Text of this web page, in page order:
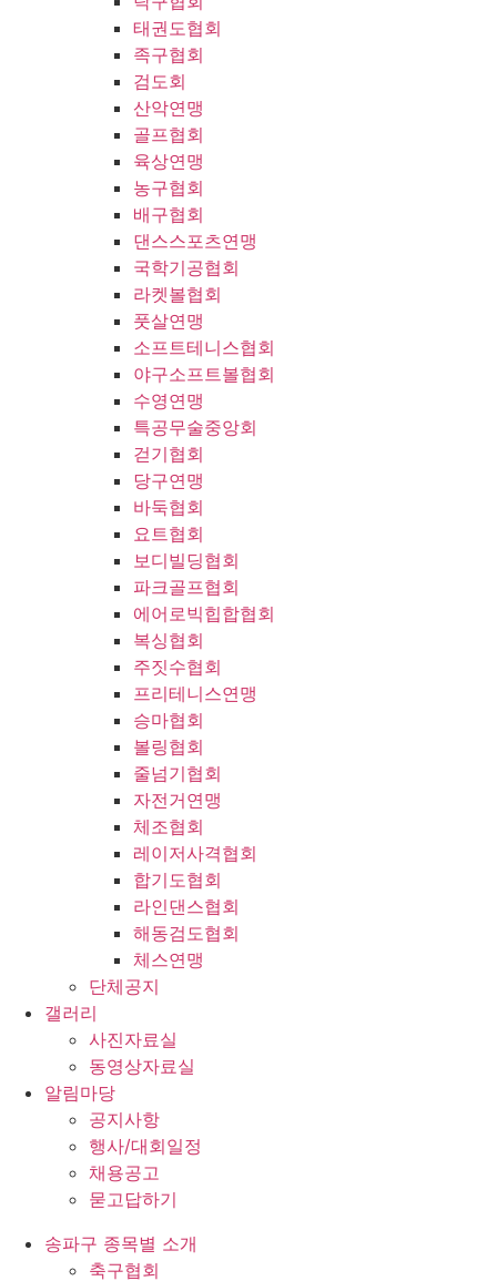
태권도협회
족구협회
검도회
산악연맹
골프협회
육상연맹
농구협회
배구협회
댄스스포츠연맹
국학기공협회
라켓볼협회
풋살연맹
소프트테니스협회
야구소프트볼협회
수영연맹
특공무술중앙회
걷기협회
당구연맹
바둑협회
요트협회
보디빌딩협회
파크골프협회
에어로빅힙합협회
복싱협회
주짓수협회
프리테니스연맹
승마협회
볼링협회
줄넘기협회
자전거연맹
체조협회
레이저사격협회
합기도협회
라인댄스협회
해동검도협회
체스연맹
단체공지
갤러리
사진자료실
동영상자료실
알림마당
공지사항
행사/대회일정
채용공고
묻고답하기
송파구 종목별 소개
축구협회